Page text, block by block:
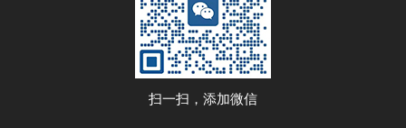
扫一扫，添加微信